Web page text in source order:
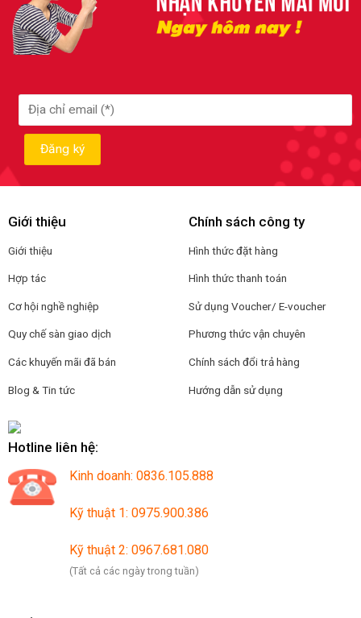
Giới thiệu
Giới thiệu
Hợp tác
Cơ hội nghề nghiệp
Quy chế sàn giao dịch
Các khuyến mãi đã bán
Blog & Tin tức
Chính sách công ty
Hình thức đặt hàng
Hình thức thanh toán
Sử dụng Voucher/ E-voucher
Phương thức vận chuyên
Chính sách đổi trả hàng
Hướng dẫn sử dụng
Hotline liên hệ:
Kinh doanh: 0836.105.888
Kỹ thuật 1: 0975.900.386
Kỹ thuật 2: 0967.681.080
(Tất cả các ngày trong tuần)